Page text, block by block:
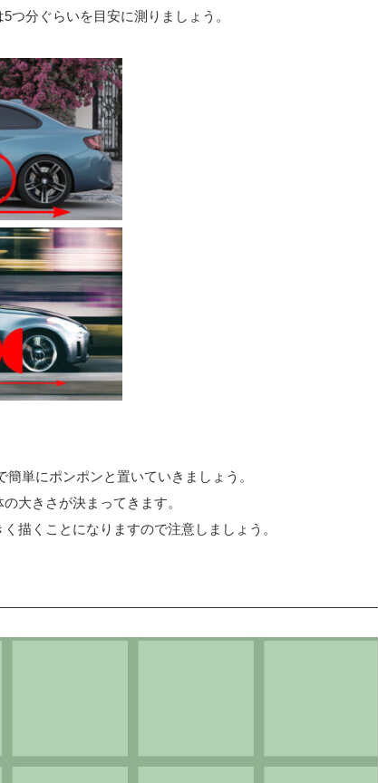
つ分ぐらいを目安に測りましょう。
単にポンポンと置いていきましょう。
大きさが決まってきます。
描くことになりますので注意しましょう。